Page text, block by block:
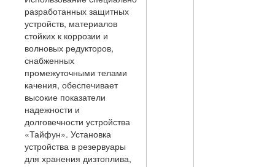
разработанных защитных
устройств, материалов
стойких к коррозии и
волновых редукторов,
снабженных
промежуточными телами
качения, обеспечивает
высокие показатели
надежности и
долговечности устройства
«Тайфун». Установка
устройства в резервуары
для хранения дизтоплива,